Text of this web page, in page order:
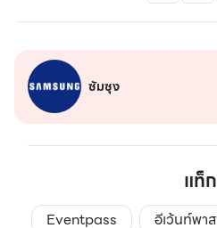
ซัมซุง
แท็ก
Eventpass อีเว้นท์พาส